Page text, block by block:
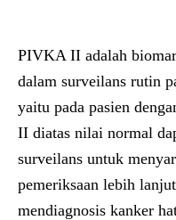
PIVKA II adalah
dalam surveilans rutin
yaitu pada pasien
II diatas nilai normal
surveilans untuk
pemeriksaan lebih
mendiagnosis kanker